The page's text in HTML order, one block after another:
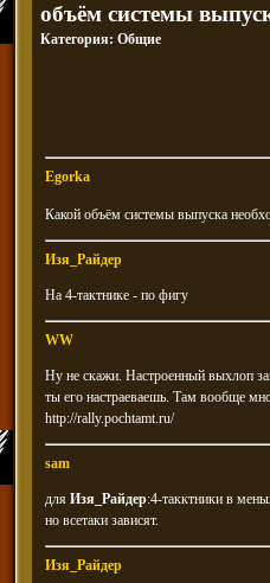
объём системы
Категория: Общие
Egorka
Какой объём системы выпуска
Изя_Райдер
На 4-тактнике - по фигу
WW
Ну не скажи. Настроенный выхлоп
ты его настраеваешь. Там вообще
http://rally.pochtamt.ru/
sam
для Изя_Райдер:4-такктники в
но всетаки зависят.
Изя_Райдер